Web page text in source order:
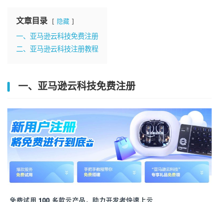
文章目录 隐藏
一、亚马逊云科技免费注册
二、亚马逊云科技注册教程
一、亚马逊云科技免费注册